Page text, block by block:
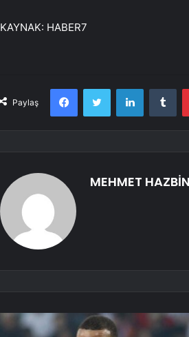
KAYNAK: HABER7
Paylaş
FacebookTwitter LinkedIn
MEHMET